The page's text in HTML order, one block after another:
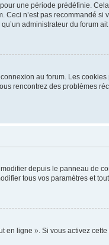
une période prédéfinie.
n’est pas recommandé
administrateur du forum
au forum. Les
rencontrez des problèmes
depuis le panneau de
tous vos paramètres et
ligne ». Si vous activez